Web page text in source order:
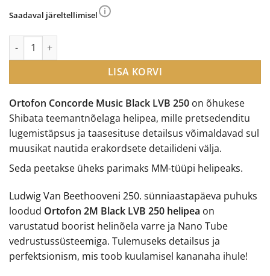
Ortofon Concorde Music Black LVB 250 on õhukese
Shibata teemantnõelaga helipea, mille pretsedenditu
lugemistäpsus ja taasesituse detailsus võimaldavad sul
muusikat nautida erakordsete detailideni välja.
Seda peetakse üheks parimaks MM-tüüpi helipeaks.
Ludwig Van Beethooveni 250. sünniaastapäeva puhuks
loodud Ortofon 2M Black LVB 250 helipea on
varustatud boorist helinõela varre ja Nano Tube
vedrustussüsteemiga. Tulemuseks detailsus ja
perfektsionism, mis toob kuulamisel kananaha ihule!
Saadaval järeltellimisel
Ortofon Concorde Music Black LVB 250 helipea kogus
LISA KORVI